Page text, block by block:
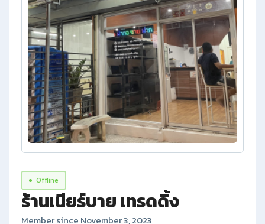
Offline
ร้านเนียร์บาย เทรดดิ้ง
Member since November 3, 2023